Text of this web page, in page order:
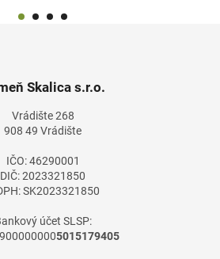
Skalica s.r.o.
Vrádište 268
908 49 Vrádište
IČO: 46290001
DIČ: 2023321850
SK2023321850
účet SLSP:
5015179405